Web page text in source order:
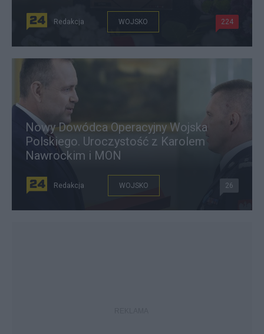
Redakcja WOJSKO 224
Nowy Dowódca Operacyjny Wojska
Polskiego. Uroczystość z Karolem
Nawrockim i MON
Redakcja WOJSKO 26